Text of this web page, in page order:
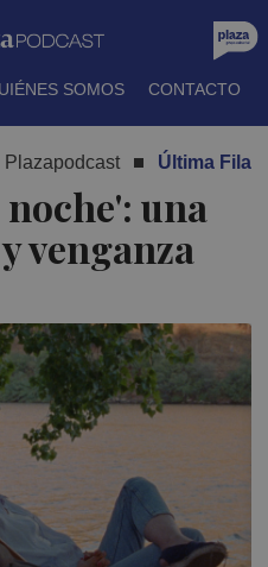
SOMOS CONTACTO
Plazapodcast Última Fila
una
venganza